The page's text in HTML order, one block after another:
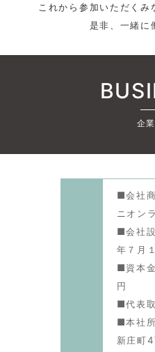
これから参加いただくみ
是非、一緒に
企
■会社
ニオン
■会社
年７月
■資本
円
■代表
■本社
新庄町